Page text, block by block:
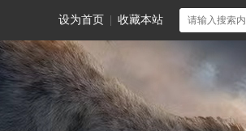
设为首页 收藏本站